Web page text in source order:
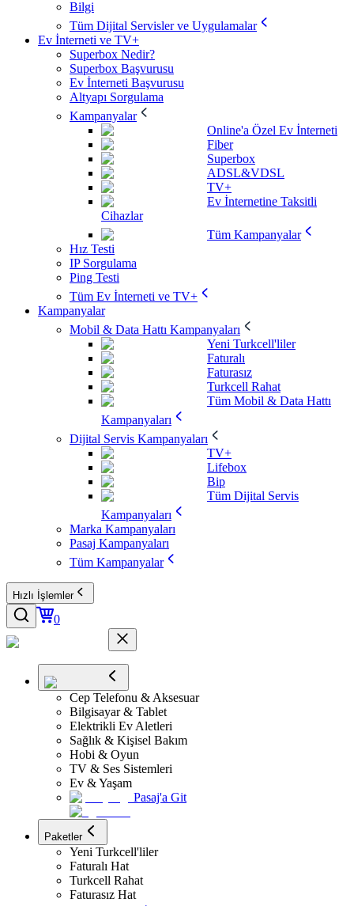
Bilgi
Tüm Dijital Servisler ve Uygulamalar
Ev İnterneti ve TV+
Superbox Nedir?
Superbox Başvurusu
Ev İnterneti Başvurusu
Altyapı Sorgulama
Kampanyalar
Online'a Özel Ev İnterneti
Fiber
Superbox
ADSL&VDSL
TV+
Ev İnternetine Taksitli
Cihazlar
Tüm Kampanyalar
Hız Testi
IP Sorgulama
Ping Testi
Tüm Ev İnterneti ve TV+
Kampanyalar
Mobil & Data Hattı Kampanyaları
Yeni Turkcell'liler
Faturalı
Faturasız
Turkcell Rahat
Tüm Mobil & Data Hattı
Kampanyaları
Dijital Servis Kampanyaları
TV+
Lifebox
Bip
Tüm Dijital Servis
Kampanyaları
Marka Kampanyaları
Pasaj Kampanyaları
Tüm Kampanyalar
Hızlı İşlemler
0
Cep Telefonu & Aksesuar
Bilgisayar & Tablet
Elektrikli Ev Aletleri
Sağlık & Kişisel Bakım
Hobi & Oyun
TV & Ses Sistemleri
Ev & Yaşam
Pasaj'a Git
Paketler
Yeni Turkcell'liler
Faturalı Hat
Turkcell Rahat
Faturasız Hat